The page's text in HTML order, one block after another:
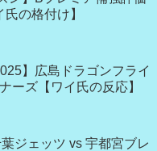
の格付け】
】広島ドラゴンフライ
ーズ【ワイ氏の反応】
葉ジェッツ vs 宇都宮ブレ